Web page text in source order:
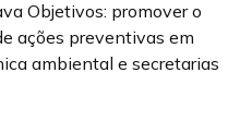
Objetivos: promover o
ações preventivas em
ambiental e secretarias